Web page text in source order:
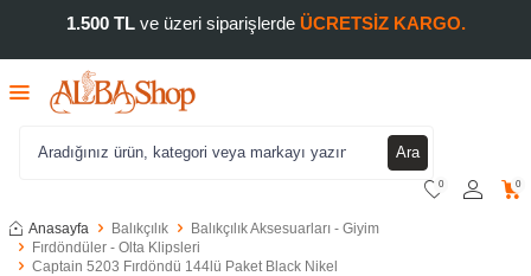
1.500 TLve üzeri siparişlerde ÜCRETSİZ KARGO.
Ara
0 0
Anasayfa Balıkçılık
Balıkçılık Aksesuarları - Giyim
Fırdöndüler - Olta Klipsleri
Captain 5203 Fırdöndü 144lü Paket Black Nikel